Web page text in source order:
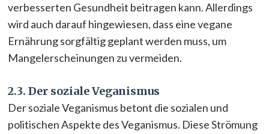
verbesserten Gesundheit beitragen kann. Allerdings
wird auch darauf hingewiesen, dass eine vegane
Ernährung sorgfältig geplant werden muss, um
Mangelerscheinungen zu vermeiden.
2.3. Der soziale Veganismus
Der soziale Veganismus betont die sozialen und
politischen Aspekte des Veganismus. Diese Strömung